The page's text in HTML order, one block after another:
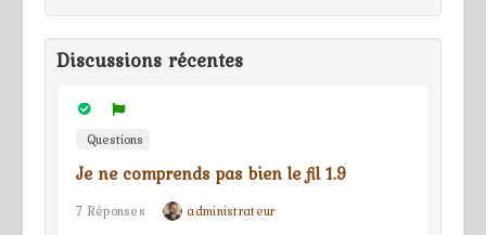
Discussions récentes
Questions
Je ne comprends pas bien le fil 1.9
7 Réponses
administrateur